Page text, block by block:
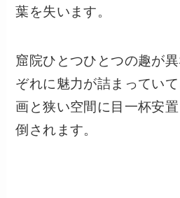
葉を失います。
窟院ひとつひとつの趣が
ぞれに魅力が詰まってい
画と狭い空間に目一杯安
倒されます。